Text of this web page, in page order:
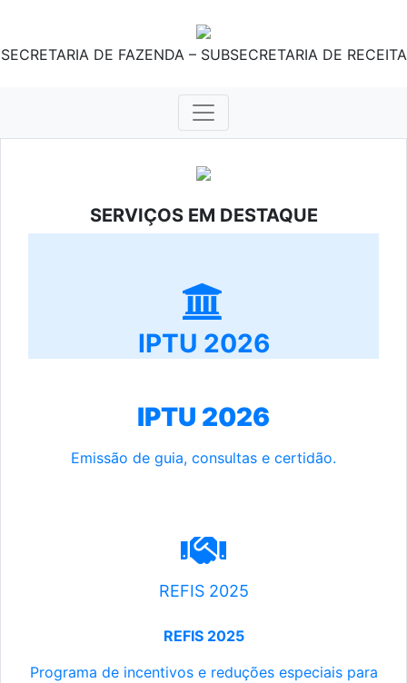
SECRETARIA DE FAZENDA – SUBSECRETARIA DE RECEITA
SERVIÇOS EM DESTAQUE
IPTU 2026
IPTU 2026
Emissão de guia, consultas e certidão.
REFIS 2025
REFIS 2025
Programa de incentivos e reduções especiais para